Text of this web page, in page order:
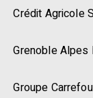
Crédit Agricole
Grenoble
Groupe